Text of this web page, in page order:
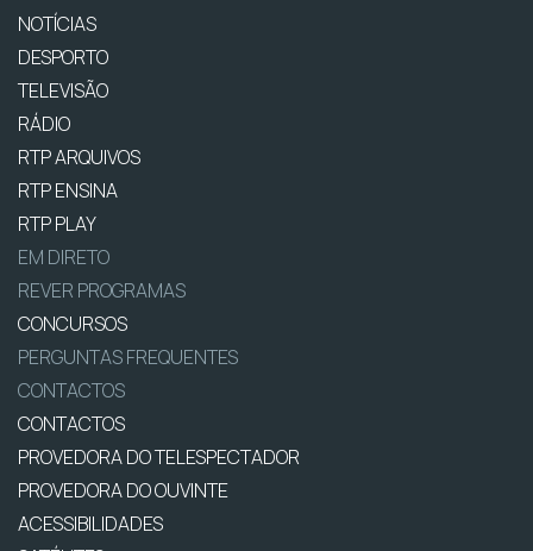
NOTÍCIAS
DESPORTO
TELEVISÃO
RÁDIO
RTP ARQUIVOS
RTP ENSINA
RTP PLAY
EM DIRETO
REVER PROGRAMAS
CONCURSOS
PERGUNTAS FREQUENTES
CONTACTOS
CONTACTOS
PROVEDORA DO TELESPECTADOR
PROVEDORA DO OUVINTE
ACESSIBILIDADES